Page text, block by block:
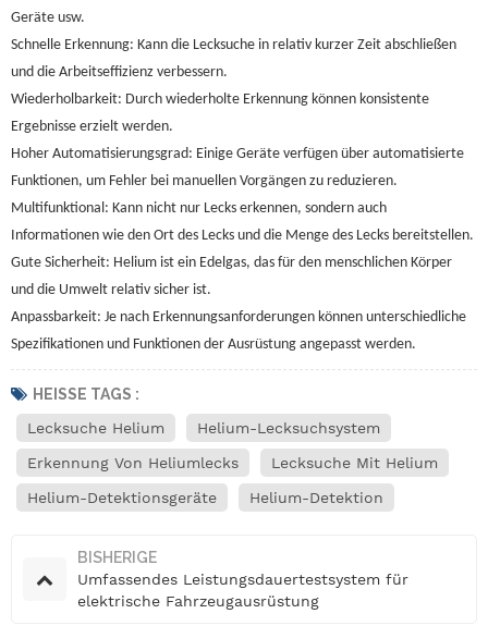
Geräte usw.
Schnelle Erkennung: Kann die Lecksuche in relativ kurzer Zeit abschließen
und die Arbeitseffizienz verbessern.
Wiederholbarkeit: Durch wiederholte Erkennung können konsistente
Ergebnisse erzielt werden.
Hoher Automatisierungsgrad: Einige Geräte verfügen über automatisierte
Funktionen, um Fehler bei manuellen Vorgängen zu reduzieren.
Multifunktional: Kann nicht nur Lecks erkennen, sondern auch
Informationen wie den Ort des Lecks und die Menge des Lecks bereitstellen.
Gute Sicherheit: Helium ist ein Edelgas, das für den menschlichen Körper
und die Umwelt relativ sicher ist.
Anpassbarkeit: Je nach Erkennungsanforderungen können unterschiedliche
Spezifikationen und Funktionen der Ausrüstung angepasst werden.
HEISSE TAGS :
Lecksuche Helium
Helium-Lecksuchsystem
Erkennung Von Heliumlecks
Lecksuche Mit Helium
Helium-Detektionsgeräte
Helium-Detektion
BISHERIGE
Umfassendes Leistungsdauertestsystem für
elektrische Fahrzeugausrüstung